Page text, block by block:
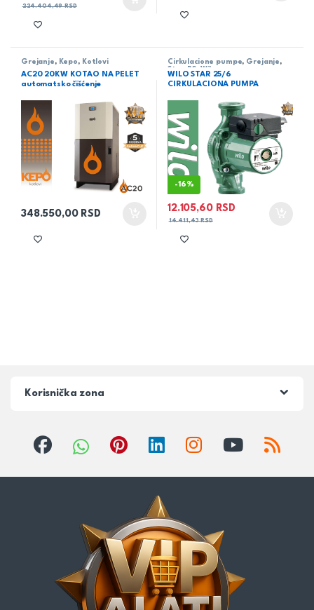
224.404,49RSD
Grejanje , Kepo , Kotlovi
AC20 20KW KOTAO NA PELET
automatsko čišćenje
348.550,00 RSD
Cirkulacione pumpe, Grejanje ,
Star-RS,Wilo
WILO STAR 25/6
CIRKULACIONA PUMPA
-16%
12.105,60 RSD
14.411,43RSD
Korisnička zona